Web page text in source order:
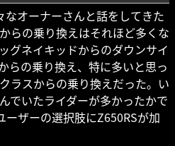
オーナーさんと話をしてきた
らの乗り換えはそれほど多くな
グネイキッドからのダウンサイ
らの乗り換え、特に多いと思っ
ラスからの乗り換えだった。い
でいたライダーが多かったかで
ザーの選択肢にZ650RSが加